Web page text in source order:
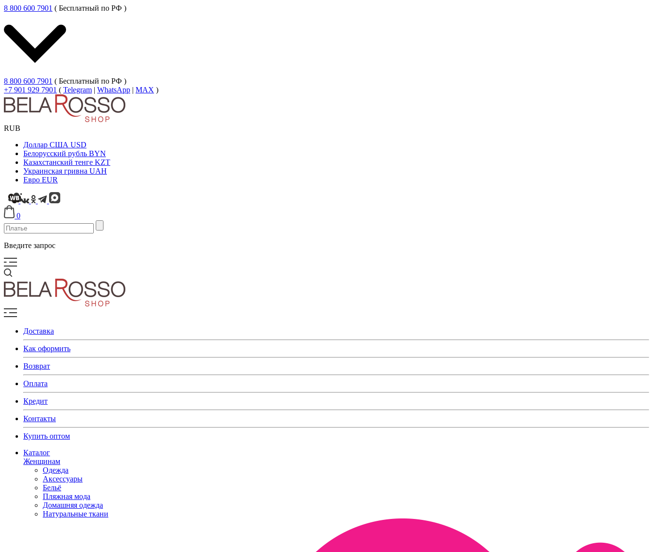
8 800 600 7901 ( Бесплатный по РФ )
8 800 600 7901 ( Бесплатный по РФ )
+7 901 929 7901 ( Telegram | WhatsApp | MAX )
RUB
Доллар США USD
Белорусский рубль BYN
Казахстанский тенге KZT
Украинская гривна UAH
Евро EUR
0
Введите запрос
Доставка
Как оформить
Возврат
Оплата
Кредит
Контакты
Купить оптом
Каталог
Женщинам
Одежда
Аксессуары
Бельё
Пляжная мода
Домашняя одежда
Натуральные ткани